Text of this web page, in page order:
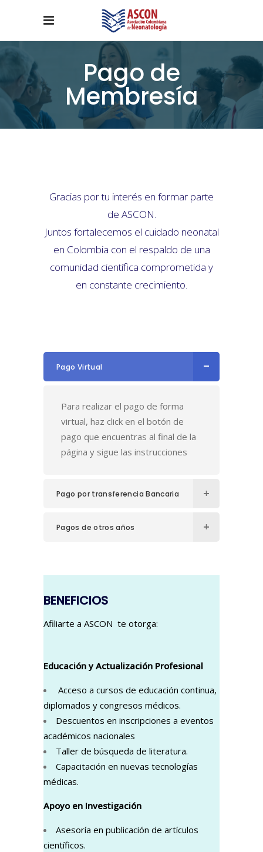
Pago de
Membresía
Gracias por tu interés en formar parte
de ASCON.
Juntos fortalecemos el cuidado neonatal
en Colombia con el respaldo de una
comunidad científica comprometida y
en constante crecimiento.
Pago Virtual
Para realizar el pago de forma
virtual, haz click en el botón de
pago que encuentras al final de la
página y sigue las instrucciones
Pago por transferencia Bancaria
Pagos de otros años
BENEFICIOS
Afiliarte a ASCON te otorga:
Educación y Actualización Profesional
Acceso a cursos de educación continua,
diplomados y congresos médicos.
Descuentos en inscripciones a eventos
académicos nacionales
Taller de búsqueda de literatura.
Capacitación en nuevas tecnologías
médicas.
Apoyo en Investigación
Asesoría en publicación de artículos
científicos.